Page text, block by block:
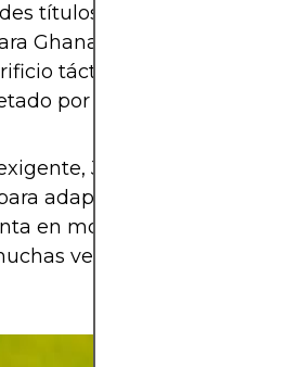
títulos internacionales,
Ghana y para cada club
táctico lo hacen muy
por sus compañeros.
Jordan se ha
adaptarse, ya sea como
en momentos puntuales.
veces pasa